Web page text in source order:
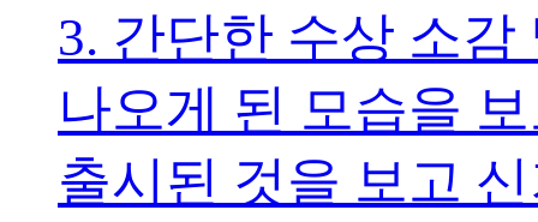
3. 간단한 수상 소
나오게 된 모습을
출시된 것을 보고